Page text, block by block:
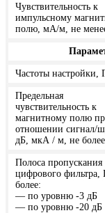
Чувствительность к
импульсному
полю, мА/м, не
Частоты настройки,
Предельная
чувствительность к
магнитному полю
отношении сигнал/
дБ, мкА / м, не более
Полоса пропускания
цифрового фильтра,
более:
— по уровню -3 дБ
— по уровню -20 дБ